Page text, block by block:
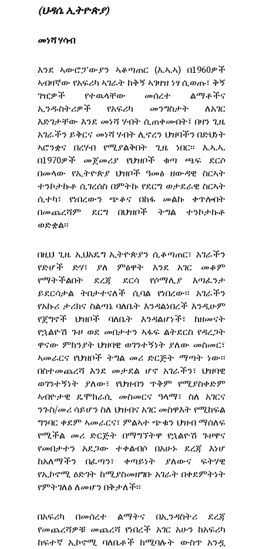
(ህዳሴ ኢትዮጵያ)
መነሻ ሃሳብ
እንደ ኣውሮፓውያን ኣቆጣጠር (እ.ኣ.ኣ) በ1960ዎች
ኣብዛኛው የአፍሪካ ኣገራት ከቅኝ ኣገዛዝ ነፃ ሲወጡ፣ ቅኝ
ገዢዎች የተዉላቸው መሰረተ ልማቶችና
ኢንዱስትሪዎች የአፍሪካ መንግስታት ለአገር
እድገታቸው እንደ መነሻ ሃብት ሲጠቀሙበት፤ በዛን ጊዜ
አገራችን ይቅርና መነሻ ሃብት ሊኖረን ህዝባችን በድህነት
ኣሮንቋና በረሃብ የሚያልቅበት ጊዜ ነበር፡፡ እ.ኣ.ኣ.
በ1970ዎች መጀመሪያ የህዝቦች ቁጣ ጫፍ ደርሶ
በመላው የኢትዮጵያ ህዝቦች ዓመፅ ዘውዳዊ ስርኣት
ተንኮታኩቶ ሲገረሰስ በምትኩ የደርግ ወታደራዊ ስርኣት
ሲተካ፣ የነበረውን ጭቆና በከፋ መልኩ ቀጥሎበት
በመጨረሻም ደርግ በህዝቦች ትግል ተንኮታኩቶ
ወድቋል፡፡
በዚህ ጊዜ ኢህአዴግ ኢትዮጵያን ሲቆጣጠር፣ አገራችን
የድሆች ድሃ፣ ያለ ምፅዋት እንደ አገር መቆም
የማትችልበት ደረጃ ደርሳ የሶማሊያ እጣፈንታ
ይደርሳታል ትበታተናለች ሲባል የነበረው፡፡ አገራችን
የአኩሪ ታሪክና ስልጣኔ ባለቤት እንዳልነበረች እንዲሁም
የጀግኖች ህዝቦች ባለቤት እንዳልሆነች፣ ከዘመናት
የኋልዮሽ ጉዞ ወደ መበታተን ኣፋፍ ልትደርስ የዳረጋት
ዋናው ምክንያት ህዝባዊ ወገንተኝነት ያለው መስመር፣
ኣመራርና የህዝቦች ትግል መሪ ድርጅት ማጣት ነው፡፡
በስተመጨረሻ እንደ መታደል ሆኖ አገራችን፣ ህዝባዊ
ወገንተኝነት ያለው፣ የህዝብን ጥቅም የሚያስቀድም
ኣብዮታዊ ዴሞክራሲ መስመርና ዓላማ፣ ስለ አገርና
ንጉስ/መሪ ሳይሆን ስለ ህዝብና አገር መስዋእት የሚከፍል
ግንባር ቀደም ኣመራርና፣ ምልኣተ ጭቁን ህዝብ ማሰለፍ
የሚችል መሪ ድርጅት በማግኘትዋ የኋልዮሽ ጉዞዋና
የመበታተን አደጋው ተቀልብሶ በአሁኑ ደረጃ እነሆ
ከአለማችን በፈጣን፣ ቀጣይነት ያለውና ፍትሃዊ
የኢኮኖሚ ዕድገት ከሚያስመዘግቡ አገራት በቀደምትነት
የምትገለፅ ለመሆን በቅታለች፡፡
በአፍሪካ በመሰረተ ልማትና በኢንዳስትሪ ደረጃ
የመጨረሻዎቹ መጨረሻ የነበረች አገር አሁን ከአፍሪካ
ከፍተኛ ኢኮኖሚ ባለቤቶች ከሚባሉት ውስጥ አንዷ